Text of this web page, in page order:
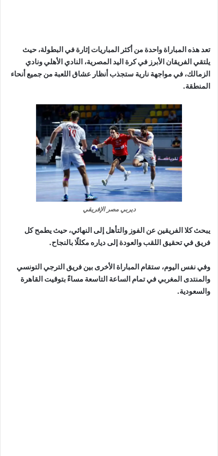
تعد هذه المباراة واحدة من أكثر المباريات إثارة في البطولة، حيث
يلتقي الفريقان الأبرز في كرة اليد المصرية، النادي الأهلي ونادي
الزمالك، في مواجهة نارية ستجذب أنظار عشاق اللعبة من جميع أنحاء
المنطقة.
ديربي مصر الإفريقي
يبحث كلا الفريقين عن الفوز والتأهل إلى النهائي، حيث يطمح كل
فريق في تحقيق اللقب والعودة إلى دياره مكللًا بالنجاح.
وفي نفس اليوم، ستقام المباراة الأخرى بين فريق الترجي التونسي
والمنتدى المغربي في تمام الساعة التاسعة مساءً بتوقيت القاهرة
والسعودية.